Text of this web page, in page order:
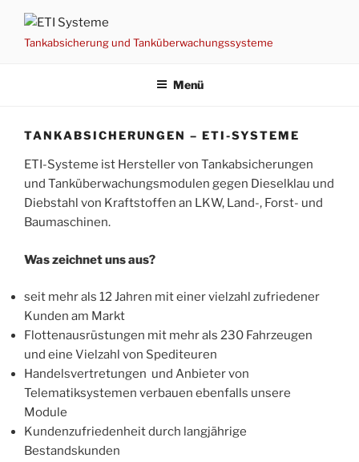
Inhalt
springenTankabsicherung und Tanküberwachungssysteme
Menü
TANKABSICHERUNGEN – ETI-SYSTEME
ETI-Systeme ist Hersteller von Tankabsicherungen
und Tanküberwachungsmodulen gegen Dieselklau und
Diebstahl von Kraftstoffen an LKW, Land-, Forst- und
Baumaschinen.
Was zeichnet uns aus?
seit mehr als 12 Jahren mit einer vielzahl zufriedener
Kunden am Markt
Flottenausrüstungen mit mehr als 230 Fahrzeugen
und eine Vielzahl von Spediteuren
Handelsvertretungen und Anbieter von
Telematiksystemen verbauen ebenfalls unsere
Module
Kundenzufriedenheit durch langjährige
Bestandskunden